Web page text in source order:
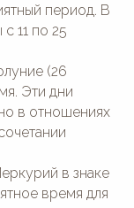
период. В
11 по 25
(26
Эти дни
в отношениях
в знаке
время для